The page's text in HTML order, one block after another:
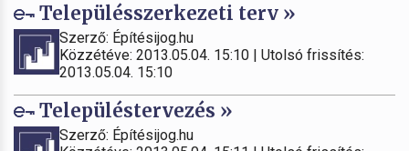
Településszerkezeti terv »
Szerző: Építésijog.hu
Közzétéve: 2013.05.04. 15:10 | Utolsó frissítés:
2013.05.04. 15:10
Településtervezés »
Szerző: Építésijog.hu